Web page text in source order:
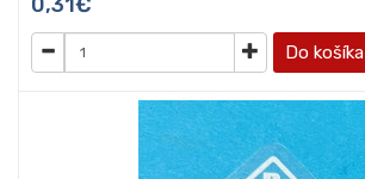
Do košíka